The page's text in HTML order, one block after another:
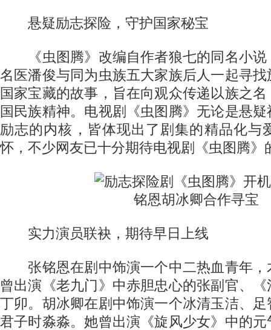
悬疑励志探险，守护国家秘宝
《虫图腾》改编自作者狼七的同名小说
名医潘俊与同为虫族五大家族后人一起寻
国家宝藏的故事，旨在向观众传递以族之
国民族精神。电视剧《虫图腾》无论是悬
励志的内核，皆体现出了剧集的精品化与
怀，不少网友已十分期待电视剧《虫图腾》
实力演员联袂，期待早日上线
张铭恩在剧中饰演一个中二热血青年，
曾出演《老九门》中赤胆忠心的张副官、
丁卯。胡冰卿在剧中饰演一个冰清玉洁、
君子时淼淼。她曾出演《旋风少女》中的